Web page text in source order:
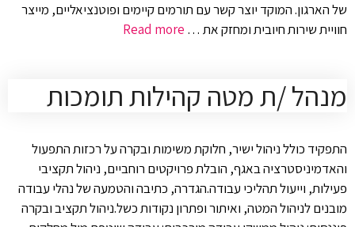
של הארגון. המוקד יוצר קשר עם תורמים קיימים ופוטנציאליים, מייצר
חוויית שירות חיובית ומחזק את … Read more
מנהל /ת מטה קהילות תומכות
התפקיד כולל ניהול ישיר, חלוקת משימות ובקרה על רכזות התפעול
והאדמיניסטרציה באגף, הובלת פרויקטים רוחביים, ניהול תקציבי
פעילות, וייעול תהליכי עבודה.הגדרה, כתיבה והטמעה של נהלי עבודה
מובנים לניהול המטה, ואיתור ופתרון נקודות כשל.ניהול תקציב ובקרה